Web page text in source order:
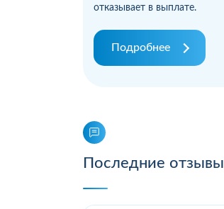
отказывает в выплате.
Подробнее
Последние отзывы